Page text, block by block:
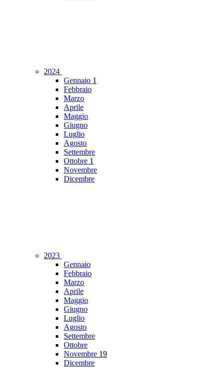
2024
Gennaio 1
Febbraio
Marzo
Aprile
Maggio
Giugno
Luglio
Agosto
Settembre
Ottobre 1
Novembre
Dicembre
2023
Gennaio
Febbraio
Marzo
Aprile
Maggio
Giugno
Luglio
Agosto
Settembre
Ottobre
Novembre 19
Dicembre